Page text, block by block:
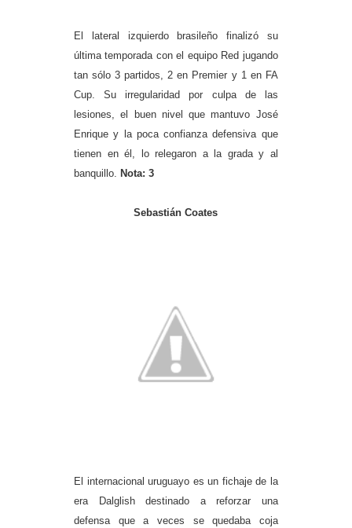
El lateral izquierdo brasileño finalizó su
última temporada con el equipo Red jugando
tan sólo 3 partidos, 2 en Premier y 1 en FA
Cup. Su irregularidad por culpa de las
lesiones, el buen nivel que mantuvo José
Enrique y la poca confianza defensiva que
tienen en él, lo relegaron a la grada y al
banquillo. Nota: 3
Sebastián Coates
El internacional uruguayo es un fichaje de la
era Dalglish destinado a reforzar una
defensa que a veces se quedaba coja